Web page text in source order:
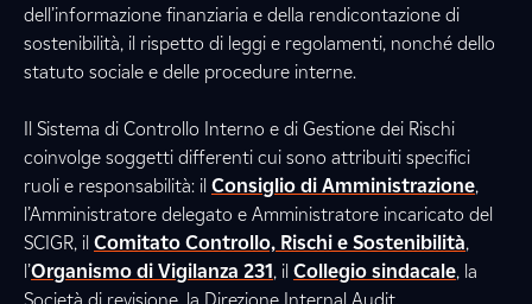
dell’informazione finanziaria e della rendicontazione di
sostenibilità, il rispetto di leggi e regolamenti, nonché dello
statuto sociale e delle procedure interne.
Il Sistema di Controllo Interno e di Gestione dei Rischi
coinvolge soggetti differenti cui sono attribuiti specifici
ruoli e responsabilità: il Consiglio di Amministrazione,
l’Amministratore delegato e Amministratore incaricato del
SCIGR, il Comitato Controllo, Rischi e Sostenibilità,
l’Organismo di Vigilanza 231 , il Collegio sindacale, la